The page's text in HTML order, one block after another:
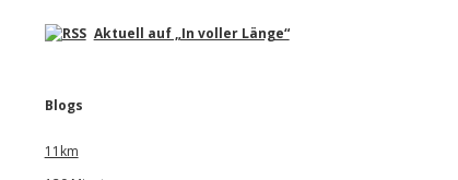
Aktuell auf „In voller Länge“
Blogs
11km